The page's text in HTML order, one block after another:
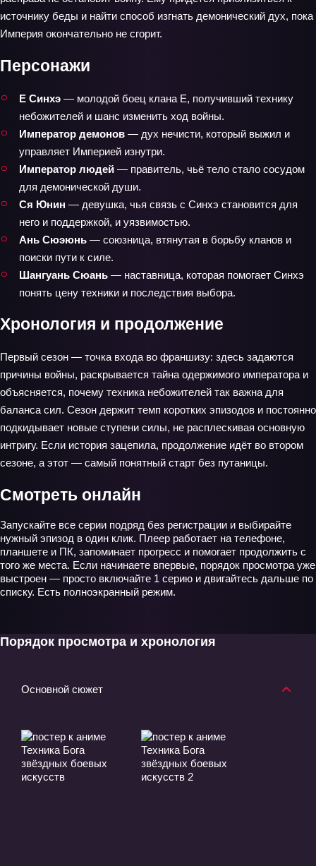
источнику беды и найти способ изгнать демонический дух, пока
Империя окончательно не сгорит.
Персонажи
Е Синхэ — молодой боец клана Е, получивший технику
небожителей и шанс изменить ход войны.
Император демонов — дух нечисти, который выжил и
управляет Империей изнутри.
Император людей — правитель, чьё тело стало сосудом
для демонической души.
Ся Юнин — девушка, чья связь с Синхэ становится для
него и поддержкой, и уязвимостью.
Ань Сюэюнь — союзница, втянутая в борьбу кланов и
поиски пути к силе.
Шангуань Сюань — наставница, которая помогает Синхэ
понять цену техники и последствия выбора.
Хронология и продолжение
Первый сезон — точка входа во франшизу: здесь задаются
причины войны, раскрывается тайна одержимого императора и
объясняется, почему техника небожителей так важна для
баланса сил. Сезон держит темп коротких эпизодов и постоянно
подкидывает новые ступени силы, не расплескивая основную
интригу. Если история зацепила, продолжение идёт во втором
сезоне, а этот — самый понятный старт без путаницы.
Смотреть онлайн
Запускайте все серии подряд без регистрации и выбирайте
нужный эпизод в один клик. Плеер работает на телефоне,
планшете и ПК, запоминает прогресс и помогает продолжить с
того же места. Если начинаете впервые, порядок просмотра уже
выстроен — просто включайте 1 серию и двигайтесь дальше по
списку. Есть полноэкранный режим.
Порядок просмотра и хронология
Основной сюжет